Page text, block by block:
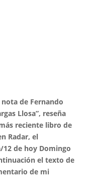
de Fernando
Llosa”, reseña
reciente libro de
Radar, el
de hoy Domingo
el texto de
de mi